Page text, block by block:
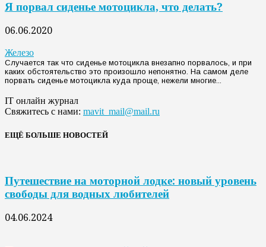
Я порвал сиденье мотоцикла, что делать?
06.06.2020
Железо
Случается так что сиденье мотоцикла внезапно порвалось, и при
каких обстоятельство это произошло непонятно. На самом деле
порвать сиденье мотоцикла куда проще, нежели многие...
IT онлайн журнал
Свяжитесь с нами: mavit_mail@mail.ru
ЕЩЁ БОЛЬШЕ НОВОСТЕЙ
Путешествие на моторной лодке: новый уровень
свободы для водных любителей
04.06.2024